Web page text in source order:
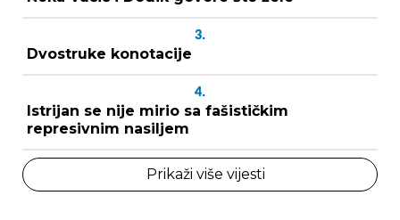
3.
Dvostruke konotacije
4.
Istrijan se nije mirio sa fašističkim
represivnim nasiljem
Prikaži više vijesti